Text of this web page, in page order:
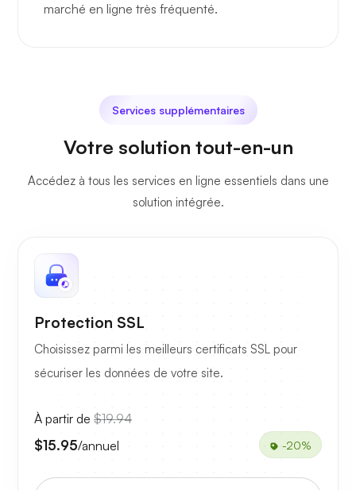
marché en ligne très fréquenté.
Services supplémentaires
Votre solution tout-en-un
Accédez à tous les services en ligne essentiels dans une
solution intégrée.
Protection SSL
Choisissez parmi les meilleurs certificats SSL pour
sécuriser les données de votre site.
À partir de $19.94
$15.95/annuel -20%